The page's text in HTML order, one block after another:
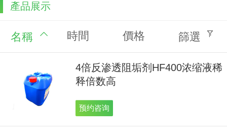
產品展示
名稱 時間 價格 篩選
4倍反渗透阻垢剂HF400浓缩液稀
释倍数高
预约咨询